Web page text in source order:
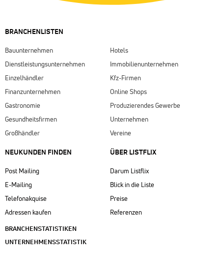
BRANCHENLISTEN
Bauunternehmen
Dienstleistungsunternehmen
Einzelhändler
Finanzunternehmen
Gastronomie
Gesundheitsfirmen
Großhändler
Hotels
Immobilienunternehmen
Kfz-Firmen
Online Shops
Produzierendes Gewerbe
Unternehmen
Vereine
NEUKUNDEN FINDEN
Post Mailing
E-Mailing
Telefonakquise
Adressen kaufen
BRANCHENSTATISTIKEN
UNTERNEHMENSSTATISTIK
ÜBER LISTFLIX​
Darum Listflix
Blick in die Liste
Preise
Referenzen